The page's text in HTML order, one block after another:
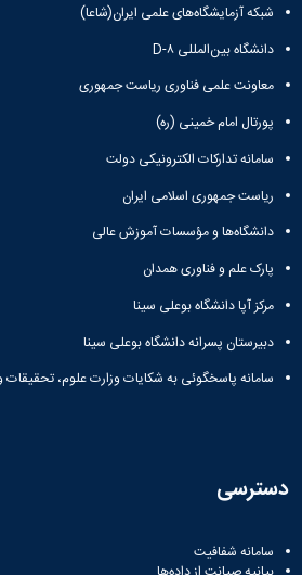
شبکه آزمایشگاه‌های علمی ایران(شاعا)
دانشگاه بین‌المللی D-۸
معاونت علمی فناوری ریاست جمهوری
پورتال امام خمینی (ره)
سامانه تدارکات الکترونیکی دولت
ریاست جمهوری اسلامی ایران
دانشگاه‌ها و مؤسسات آموزش عالی
پارک علم و فناوری همدان
مرکز آپا دانشگاه بوعلی سینا
دبیرستان پسرانه دانشگاه بوعلی سینا
سامانه پاسخگوئی به شکایات وزارت علوم، تحقیقات
دسترسی
سامانه شفافیت